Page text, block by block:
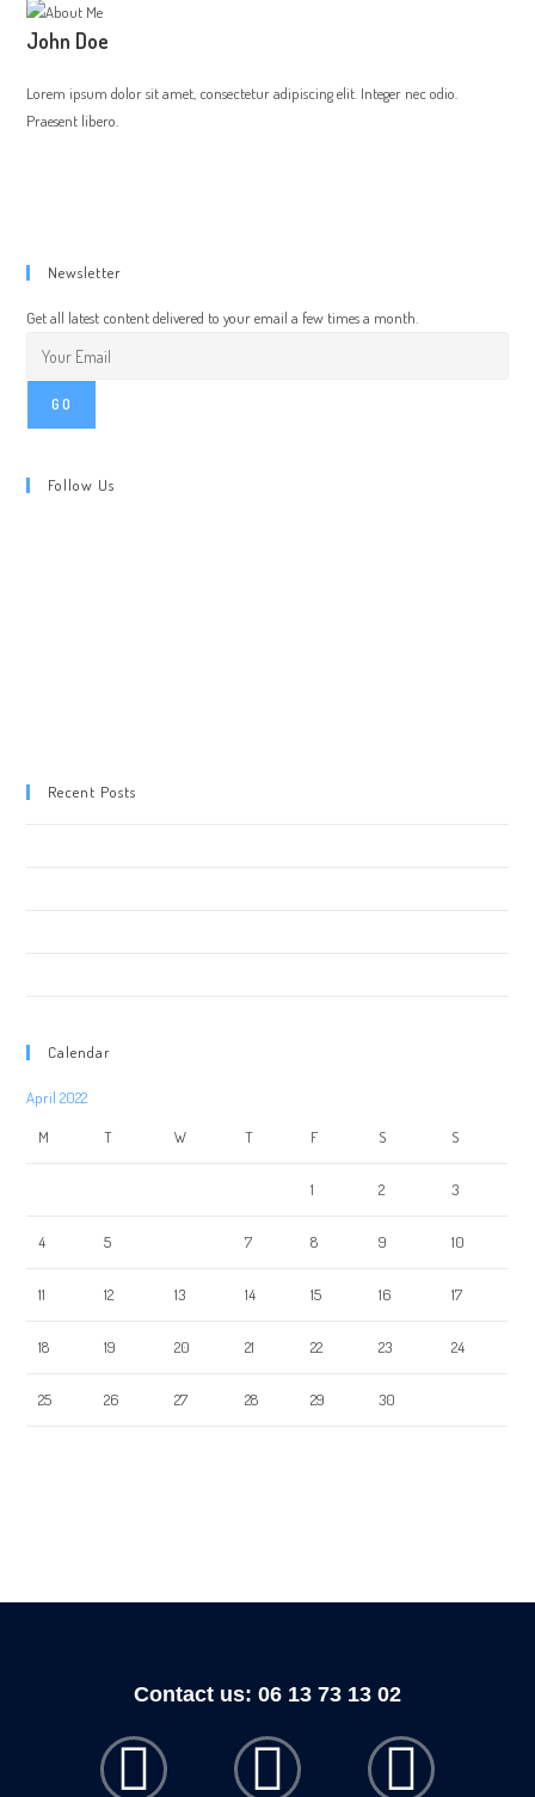
John Doe
Lorem ipsum dolor sit amet, consectetur adipiscing elit. Integer nec odio.
Praesent libero.
Newsletter
Get all latest content delivered to your email a few times a month.
GO
Follow Us
Recent Posts
Calendar
April 2022
M T W T F S S
1 2 3
4 5 7 8 9 10
11 12 13 14 15 16 17
18 19 20 21 22 23 24
25 26 27 28 29 30
Contact us: 06 13 73 13 02